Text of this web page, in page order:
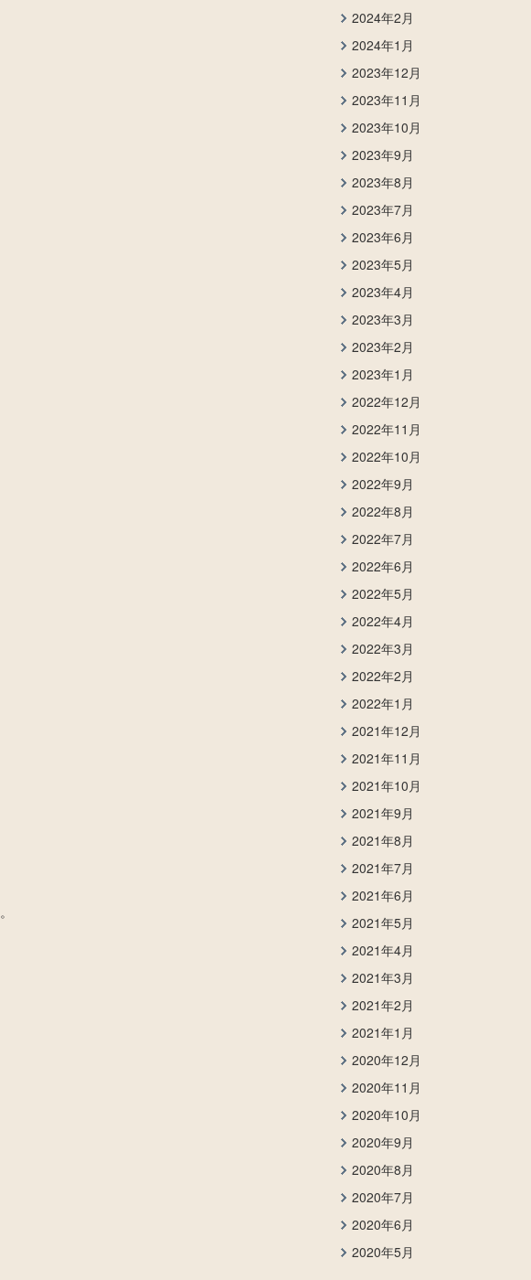
2024年2月
2024年1月
2023年12月
2023年11月
2023年10月
2023年9月
2023年8月
2023年7月
2023年6月
2023年5月
2023年4月
2023年3月
2023年2月
2023年1月
2022年12月
2022年11月
2022年10月
2022年9月
2022年8月
2022年7月
2022年6月
2022年5月
2022年4月
2022年3月
2022年2月
2022年1月
2021年12月
2021年11月
2021年10月
2021年9月
2021年8月
2021年7月
2021年6月
2021年5月
2021年4月
2021年3月
2021年2月
2021年1月
2020年12月
2020年11月
2020年10月
2020年9月
2020年8月
2020年7月
2020年6月
2020年5月